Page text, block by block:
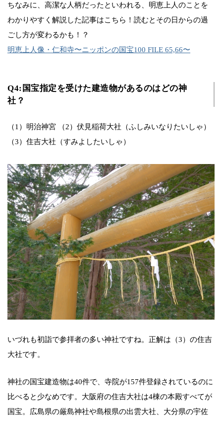
ちなみに、高潔な人柄だったといわれる、明恵上人のことを
わかりやすく解説した記事はこちら！読むとその日からの過
ごし方が変わるかも！？
明恵上人像・仁和寺〜ニッポンの国宝100 FILE 65,66〜
Q4:国宝指定を受けた建造物があるのはどの神
社？
（1）明治神宮 （2）伏見稲荷大社（ふしみいなりたいしゃ）
（3）住吉大社（すみよしたいしゃ）
いづれも初詣で参拝者の多い神社ですね。正解は（3）の住吉
大社です。
神社の国宝建造物は40件で、寺院が157件登録されているのに
比べると少なめです。大阪府の住吉大社は4棟の本殿すべてが
国宝。広島県の厳島神社や島根県の出雲大社、大分県の宇佐